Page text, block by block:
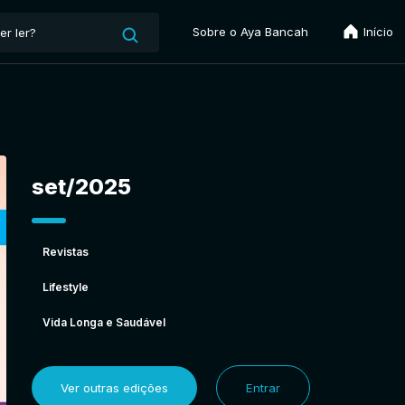
Sobre o Aya Bancah Início
set/2025
Revistas
Lifestyle
Vida Longa e Saudável
Ver outras edições Entrar